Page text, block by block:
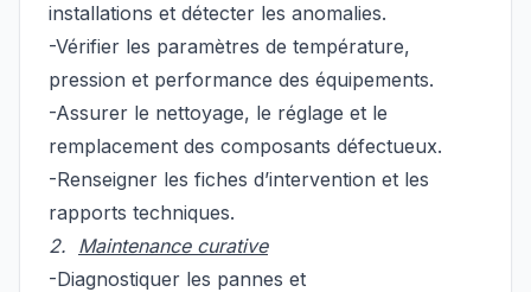
installations et détecter les anomalies.
-Vérifier les paramètres de température,
pression et performance des équipements.
-Assurer le nettoyage, le réglage et le
remplacement des composants défectueux.
-Renseigner les fiches d’intervention et les
rapports techniques.
2. Maintenance curative
-Diagnostiquer les pannes et